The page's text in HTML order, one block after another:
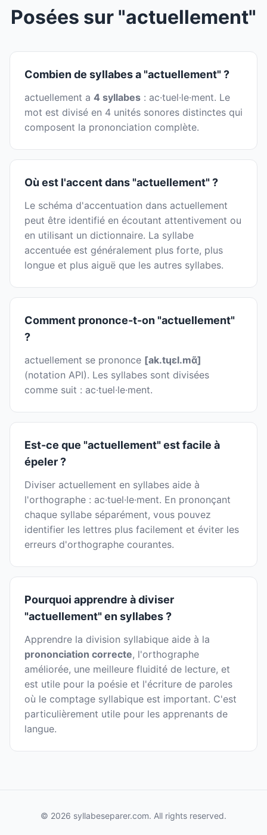
Posées sur "actuellement"
Combien de syllabes a "actuellement" ?
actuellement a 4 syllabes : ac·tuel·le·ment. Le
mot est divisé en 4 unités sonores distinctes qui
composent la prononciation complète.
Où est l'accent dans "actuellement" ?
Le schéma d'accentuation dans actuellement
peut être identifié en écoutant attentivement ou
en utilisant un dictionnaire. La syllabe
accentuée est généralement plus forte, plus
longue et plus aiguë que les autres syllabes.
Comment prononce-t-on "actuellement"
?
actuellement se prononce [ak.tɥɛl.mɑ̃]
(notation API). Les syllabes sont divisées
comme suit : ac·tuel·le·ment.
Est-ce que "actuellement" est facile à
épeler ?
Diviser actuellement en syllabes aide à
l'orthographe : ac·tuel·le·ment. En prononçant
chaque syllabe séparément, vous pouvez
identifier les lettres plus facilement et éviter les
erreurs d'orthographe courantes.
Pourquoi apprendre à diviser
"actuellement" en syllabes ?
Apprendre la division syllabique aide à la
prononciation correcte, l'orthographe
améliorée, une meilleure fluidité de lecture, et
est utile pour la poésie et l'écriture de paroles
où le comptage syllabique est important. C'est
particulièrement utile pour les apprenants de
langue.
© 2026 syllabeseparer.com. All rights reserved.